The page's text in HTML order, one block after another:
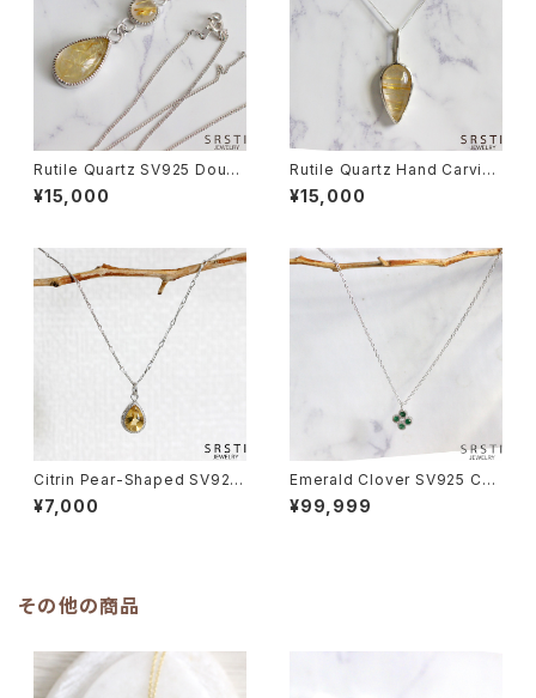
Rutile Quartz SV925 Doubl
e Pendant Neckrace
¥15,000
Rutile Quartz Hand Carving
SV925 Pendant Necklace
¥15,000
Citrin Pear-Shaped SV925
Charm Neckrace
¥7,000
Emerald Clover SV925 Cha
rm Neckrace
¥99,999
その他の商品